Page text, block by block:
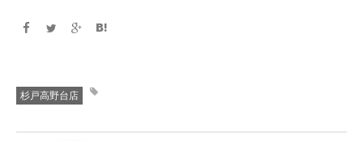
杉戸高野台店